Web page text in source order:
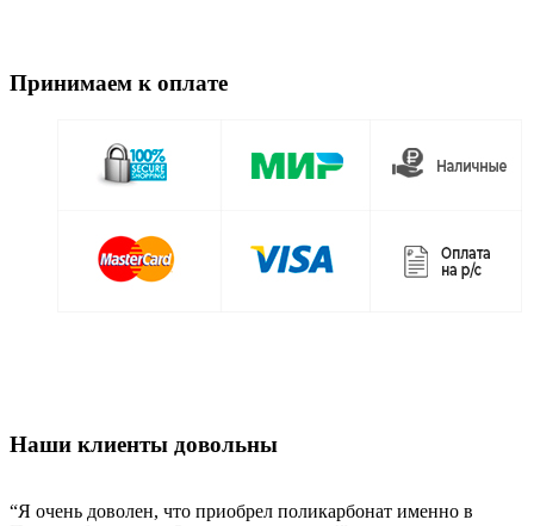
Принимаем к оплате
Наши клиенты довольны
“Я очень доволен, что приобрел поликарбонат именно в